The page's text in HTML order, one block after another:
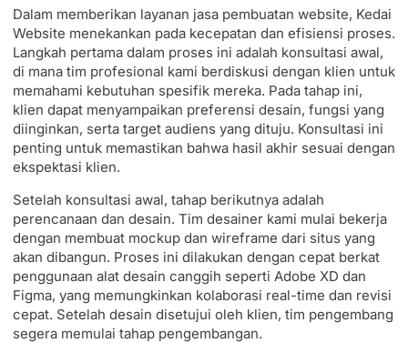
Dalam memberikan layanan jasa pembuatan website, Kedai
Website menekankan pada kecepatan dan efisiensi proses.
Langkah pertama dalam proses ini adalah konsultasi awal,
di mana tim profesional kami berdiskusi dengan klien untuk
memahami kebutuhan spesifik mereka. Pada tahap ini,
klien dapat menyampaikan preferensi desain, fungsi yang
diinginkan, serta target audiens yang dituju. Konsultasi ini
penting untuk memastikan bahwa hasil akhir sesuai dengan
ekspektasi klien.
Setelah konsultasi awal, tahap berikutnya adalah
perencanaan dan desain. Tim desainer kami mulai bekerja
dengan membuat mockup dan wireframe dari situs yang
akan dibangun. Proses ini dilakukan dengan cepat berkat
penggunaan alat desain canggih seperti Adobe XD dan
Figma, yang memungkinkan kolaborasi real-time dan revisi
cepat. Setelah desain disetujui oleh klien, tim pengembang
segera memulai tahap pengembangan.